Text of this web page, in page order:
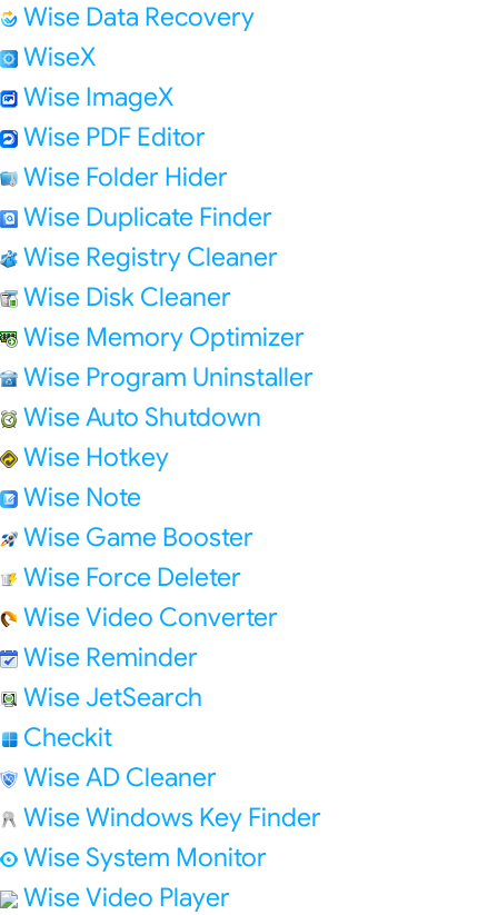
Wise Data Recovery
WiseX
Wise ImageX
Wise PDF Editor
Wise Folder Hider
Wise Duplicate Finder
Wise Registry Cleaner
Wise Disk Cleaner
Wise Memory Optimizer
Wise Program Uninstaller
Wise Auto Shutdown
Wise Hotkey
Wise Note
Wise Game Booster
Wise Force Deleter
Wise Video Converter
Wise Reminder
Wise JetSearch
Checkit
Wise AD Cleaner
Wise Windows Key Finder
Wise System Monitor
Wise Video Player